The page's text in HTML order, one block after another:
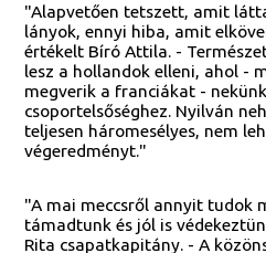
"Alapvetően tetszett, amit
lányok, ennyi hiba, amit
értékelt Bíró Attila. -
lesz a hollandok elleni, ahol -
megverik a franciákat -
csoportelsőséghez. Nyilván
teljesen háromesélyes, nem
végeredményt."
"A mai meccsről annyit tudok
támadtunk és jól is
Rita csapatkapitány. - A